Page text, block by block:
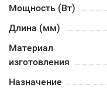
Мощность (Вт)
Длина (мм)
Материал
изготовления
Назначение